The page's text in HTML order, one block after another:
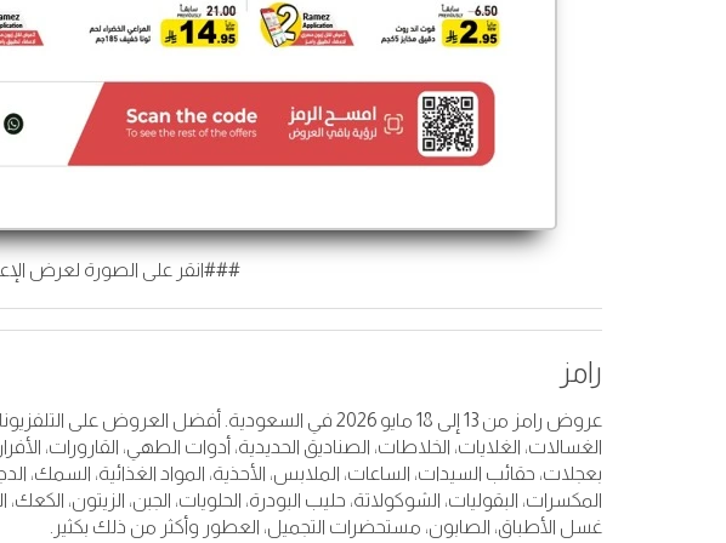
###انقر على الصورة لعرض
رامز
عروض رامز من 13 إلى 18 مايو 2026 في السعودية. أفضل العروض
الغسالات، الغلايات، الخلاطات، الصناديق الحديدية، أدوات الطهي، القارورات،
بعجلات، حقائب السيدات، الساعات، الملابس، الأحذية، المواد الغذائية، السمك،
المكسرات، البقوليات، الشوكولاتة، حليب البودرة، الحلويات، الجبن، الزيتون،
غسل الأطباق، الصابون، مستحضرات التجميل، العطور وأكثر من ذلك بكثير.